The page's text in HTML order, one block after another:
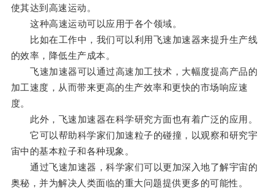
使其达到高速运动。
这种高速运动可以应用于各个领域。
比如在工作中，我们可以利用飞速加速器来提升生产线
的效率，降低生产成本。
飞速加速器可以通过高速加工技术，大幅度提高产品的
加工速度，从而带来更高的生产效率和更快的市场响应速
度。
此外，飞速加速器在科学研究方面也有着广泛的应用。
它可以帮助科学家们加速粒子的碰撞，以观察和研究宇
宙中的基本粒子和各种现象。
通过飞速加速器，科学家们可以更加深入地了解宇宙的
奥秘，并为解决人类面临的重大问题提供更多的可能性。